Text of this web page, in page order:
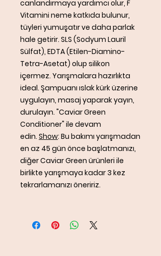
canlandırmaya yardımcı olur, F
Vitamini neme katkıda bulunur,
tüyleri yumuşatır ve daha parlak
hale getirir. SLS (Sodyum Lauril
Sülfat), EDTA (Etilen-Diamino-
Tetra-Asetat) olup silikon
içermez. Yarışmalara hazırlıkta
ideal. Şampuanı ıslak kürk üzerine
uygulayın, masaj yaparak yayın,
durulayın. "Caviar Green
Conditioner" ile devam
edin. Show: Bu bakımı yarışmadan
en az 45 gün önce başlatmanızı,
diğer Caviar Green ürünleri ile
birlikte yarışmaya kadar 3 kez
tekrarlamanızı öneririz.